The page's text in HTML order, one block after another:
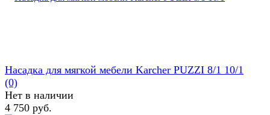
Насадка для мягкой мебели Karcher PUZZI 8/1 10/1
(0)
Нет в наличии
4 750 руб.